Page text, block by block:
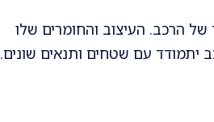
הרכב. העיצוב והחומרים שלו
יתמודד עם שטחים ותנאים שונים.